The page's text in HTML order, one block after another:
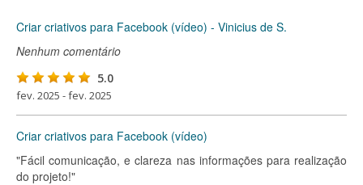
Criar criativos para Facebook (vídeo) - Vinicius de S.
Nenhum comentário
5.0
fev. 2025 - fev. 2025
Criar criativos para Facebook (vídeo)
"Fácil comunicação, e clareza nas informações para realização
do projeto!"